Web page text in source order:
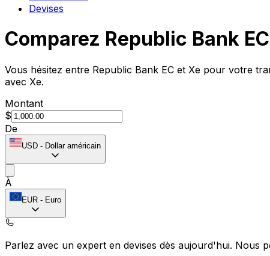
Devises
Comparez Republic Bank
Vous hésitez entre Republic Bank EC et Xe pour votre
avec Xe.
Montant
$
De
USD - Dollar américain
À
EUR - Euro
Parlez avec un expert en devises dès aujourd'hui. Nous